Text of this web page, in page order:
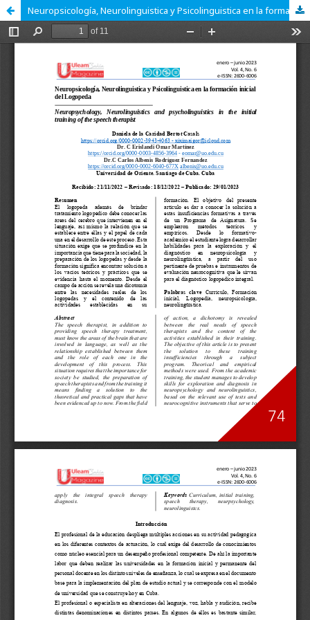
Neuropsicología, Neurolinguistica y Psicolinguistica en la formación inicial del Logopeda